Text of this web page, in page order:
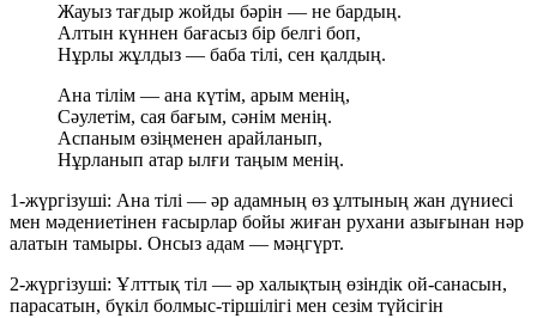
Жауыз тағдыр жойды бәрін — не бардың.
Алтын күннен бағасыз бір белгі боп,
Нұрлы жұлдыз — баба тілі, сен қалдың.
Ана тілім — ана күтім, арым менің,
Сәулетім, сая бағым, сәнім менің.
Аспаным өзіңменен арайланып,
Нұрланып атар ылғи таңым менің.
1-жүргізуші: Ана тілі — әр адамның өз ұлтының жан дүниесі
мен мәдениетінен ғасырлар бойы жиған рухани азығынан нәр
алатын тамыры. Онсыз адам — мәңгүрт.
2-жүргізуші: Ұлттық тіл — әр халықтың өзіндік ой-санасын,
парасатын, бүкіл болмыс-тіршілігі мен сезім түйсігін